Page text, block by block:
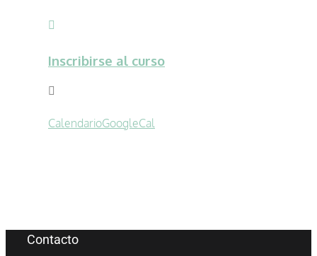
Inscribirse al curso
CalendarioGoogleCal
Contacto